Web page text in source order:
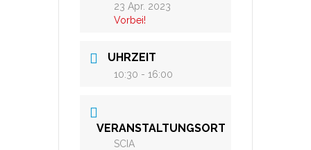
23 Apr. 2023
Vorbei!
UHRZEIT
10:30 - 16:00
VERANSTALTUNGSORT
SCIA